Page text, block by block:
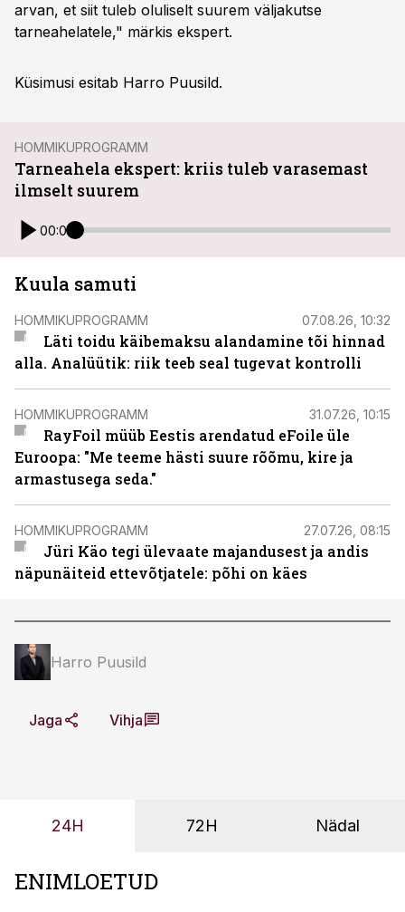
arvan, et siit tuleb oluliselt suurem väljakutse
tarneahelatele," märkis ekspert.
Küsimusi esitab Harro Puusild.
HOMMIKUPROGRAMM
Tarneahela ekspert: kriis tuleb varasemast
ilmselt suurem
00:00
Kuula samuti
HOMMIKUPROGRAMM 07.08.26, 10:32
Läti toidu käibemaksu alandamine tõi hinnad
alla. Analüütik: riik teeb seal tugevat kontrolli
HOMMIKUPROGRAMM 31.07.26, 10:15
RayFoil müüb Eestis arendatud eFoile üle
Euroopa: "Me teeme hästi suure rõõmu, kire ja
armastusega seda."
HOMMIKUPROGRAMM 27.07.26, 08:15
Jüri Käo tegi ülevaate majandusest ja andis
näpunäiteid ettevõtjatele: põhi on käes
Harro Puusild
Jaga Vihja
24H 72H Nädal
ENIMLOETUD